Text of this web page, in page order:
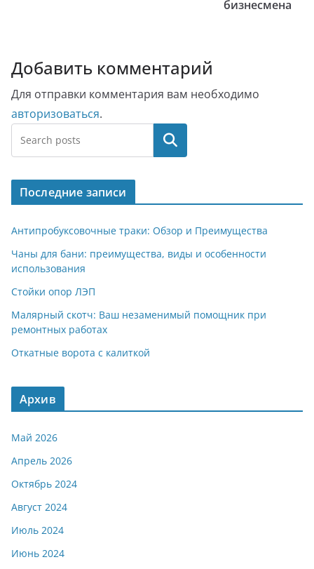
бизнесмена
Добавить комментарий
Для отправки комментария вам необходимо
авторизоваться.
Поиск
Последние записи
Антипробуксовочные траки: Обзор и Преимущества
Чаны для бани: преимущества, виды и особенности
использования
Стойки опор ЛЭП
Малярный скотч: Ваш незаменимый помощник при
ремонтных работах
Откатные ворота с калиткой
Архив
Май 2026
Апрель 2026
Октябрь 2024
Август 2024
Июль 2024
Июнь 2024